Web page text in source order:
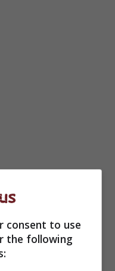
consent to use
the following